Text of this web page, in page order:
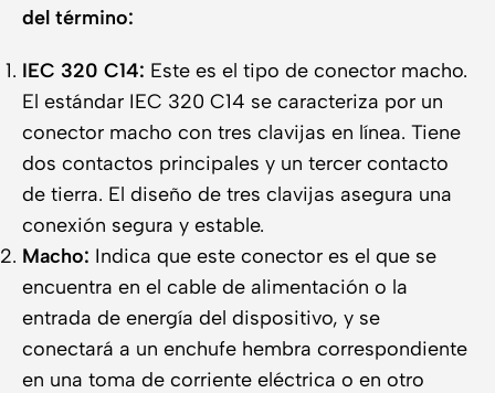
del término:
IEC 320 C14: Este es el tipo de conector macho.
El estándar IEC 320 C14 se caracteriza por un
conector macho con tres clavijas en línea. Tiene
dos contactos principales y un tercer contacto
de tierra. El diseño de tres clavijas asegura una
conexión segura y estable.
Macho: Indica que este conector es el que se
encuentra en el cable de alimentación o la
entrada de energía del dispositivo, y se
conectará a un enchufe hembra correspondiente
en una toma de corriente eléctrica o en otro